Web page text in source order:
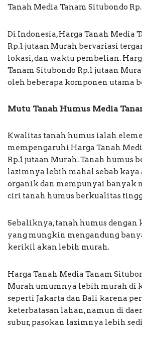
Tanah Media Tanam Situbondo
Di Indonesia, Harga Tanah Media
Rp.1 jutaan Murah bervariasi
lokasi, dan waktu pembelian.
Tanam Situbondo Rp.1 jutaan
oleh beberapa komponen utama
Mutu Tanah Humus Media
Kwalitas tanah humus ialah
mempengaruhi Harga Tanah
Rp.1 jutaan Murah. Tanah humus
lazimnya lebih mahal sebab kaya
organik dan mempunyai banyak
ciri tanah humus berkualitas
Sebaliknya, tanah humus dengan
yang mungkin mengandung
kerikil akan lebih murah.
Harga Tanah Media Tanam
Murah umumnya lebih murah di
seperti Jakarta dan Bali karena
keterbatasan lahan, namun di
subur, pasokan lazimnya lebih